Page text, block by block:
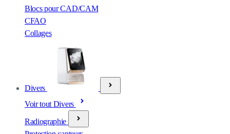
Blocs pour CAD/CAM
CFAO
Collages
Divers
Voir tout Divers
Radiographie